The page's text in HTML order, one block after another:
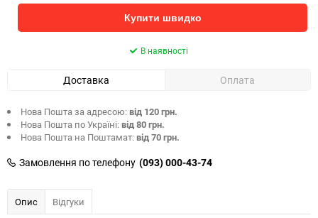
Купити швидко
В наявності
Доставка Оплата
Нова Пошта за адресою:від 120 грн.
Нова Пошта по Україні:від 80 грн.
Нова Пошта на Поштамат:від 70 грн.
Замовлення по телефону (093) 000-43-74
Опис Відгуки